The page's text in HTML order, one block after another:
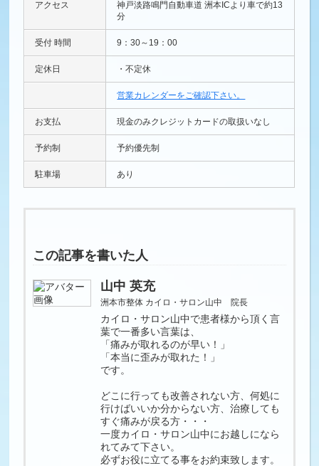
アクセス
神戸淡路鳴門自動車道 洲本ICより車で約13
分
受付 時間 9：30～19：00
定休日 ・不定休
営業カレンダーをご確認下さい。
お支払 現金のみクレジットカードの取扱いなし
予約制 予約優先制
駐車場 あり
この記事を書いた人
山中 英充
洲本市整体 カイロ・サロン山中 院長
カイロ・サロン山中で患者様から頂く言
葉で一番多い言葉は、
「痛みが取れるのが早い！」
「本当に歪みが取れた！」
です。
どこに行っても改善されない方、何処に
行けばいいか分からない方、治療しても
すぐ痛みが戻る方・・・
一度カイロ・サロン山中にお越しになら
れてみて下さい。
必ずお役に立てる事をお約束致します。